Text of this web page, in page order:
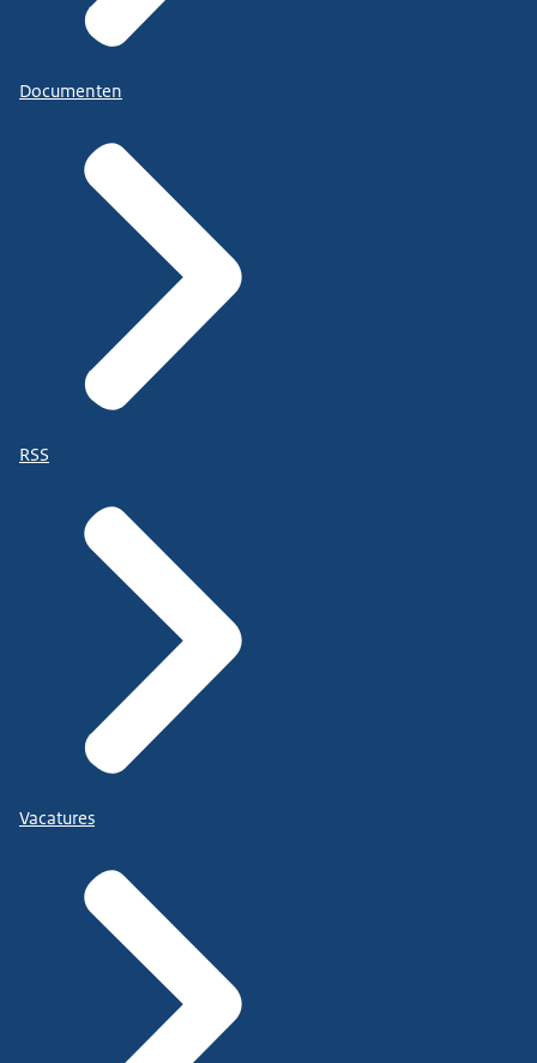
Documenten
RSS
Vacatures